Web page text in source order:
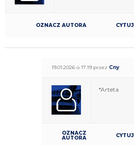
OZNACZ AUTORA CYTUJ
19.01.2026 o 17:19 przez Cny
*Arteta
OZNACZ
AUTORA CYTUJ